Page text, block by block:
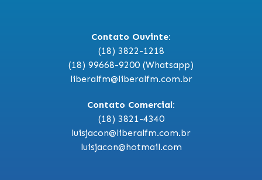
Contato Ouvinte:
(18) 3822-1218
(18) 99668-9200 (Whatsapp)
liberalfm@liberalfm.com.br
Contato Comercial:
(18) 3821-4340
luisjacon@liberalfm.com.br
luisjacon@hotmail.com